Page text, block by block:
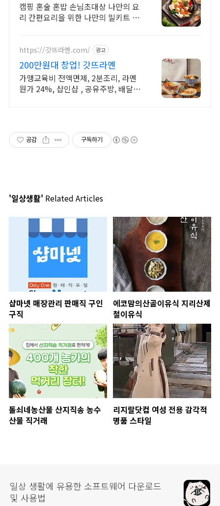
캠핑 혼술 혼밥 손님초대상 나만의 요
리 간편요리을 위한 나만의 밀키트 전
https://갓뜨라멘.com/ 광고
200만원대 창업! 갓뜨라멘
가맹교육비 전액면제, 2분조리, 라멘
원가 24%, 샵인샵 , 공유주방, 배달전
공감 구독하기
'일상생활' Related Articles
샵마넷 매장관리 판매직 구인
구직
에코맘의산골이유식 지리산제
철이유식
돌쇠네농산물 산지직송 농수
산물 직거래
리지랄닷컴 여성 전용 감각적
명품 스타일
일상 생활에 유용한 소프트웨어 다운로드
및 사용법